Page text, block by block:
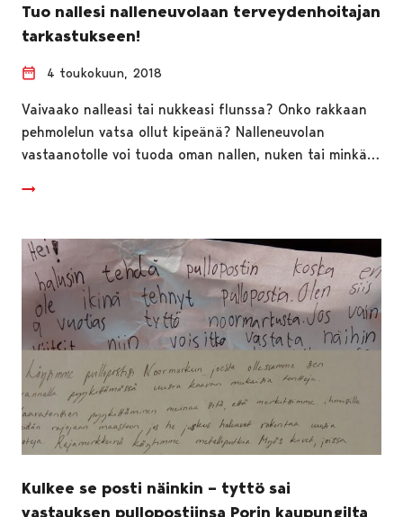
Tuo nallesi nalleneuvolaan terveydenhoitajan
tarkastukseen!
4 toukokuun, 2018
Vaivaako nalleasi tai nukkeasi flunssa? Onko rakkaan
pehmolelun vatsa ollut kipeänä? Nalleneuvolan
vastaanotolle voi tuoda oman nallen, nuken tai minkä…
Kulkee se posti näinkin – tyttö sai
vastauksen pullopostiinsa Porin kaupungilta